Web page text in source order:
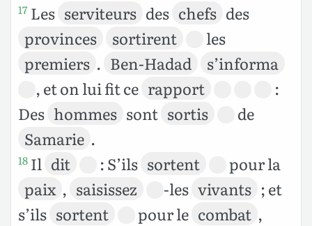
17 Les serviteurs des chefs des
provinces
sortirent
les
premiers . Ben-Hadad
s’informa
, et on lui fit ce rapport
:
Des hommes sont sortis
de
Samarie .
18 Il dit : S’ils sortent
pour la
paix , saisissez -les vivants ; et
s’ils sortent pour le combat ,